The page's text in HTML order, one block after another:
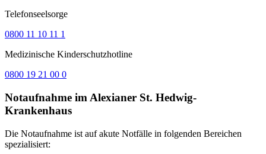
Telefonseelsorge
0800 11 10 11 1
Medizinische Kinderschutzhotline
0800 19 21 00 0
Notaufnahme im Alexianer St. Hedwig-
Krankenhaus
Die Notaufnahme ist auf akute Notfälle in folgenden Bereichen
spezialisiert: